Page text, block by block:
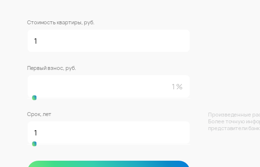
Стоимость квартиры, руб.
Первый взнос, руб.
Срок, лет
Произведенные
Более точную
представители